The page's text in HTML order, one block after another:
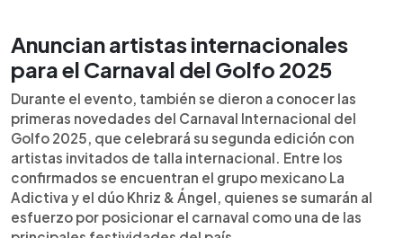
Anuncian artistas internacionales
para el Carnaval del Golfo 2025
Durante el evento, también se dieron a conocer las
primeras novedades del Carnaval Internacional del
Golfo 2025, que celebrará su segunda edición con
artistas invitados de talla internacional. Entre los
confirmados se encuentran el grupo mexicano La
Adictiva y el dúo Khriz & Ángel, quienes se sumarán al
esfuerzo por posicionar el carnaval como una de las